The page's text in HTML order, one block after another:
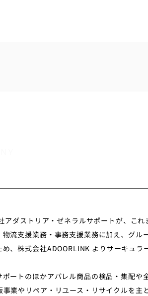
ダストリア・ゼネラルサポートが、これ
流支援業務・事務支援業務に加え、グル
、株式会社ADOORLINK よりサーキュラ
ートのほかアパレル商品の検品・集配や
業やリペア・リユース・リサイクルを主